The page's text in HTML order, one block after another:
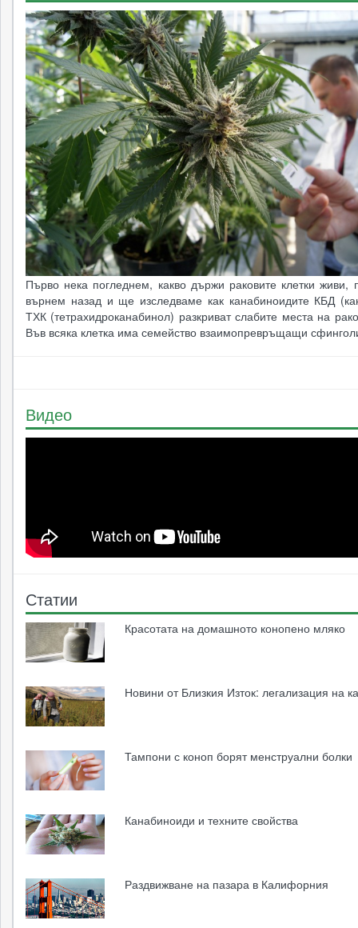
Първо нека погледнем, какво държи раковите клетки
върнем назад и ще изследваме как канабиноидите КБД
ТХК (тетрахидроканабинол) разкриват слабите места на
Във всяка клетка има семейство взаимопревръщащи
Видео
Статии
Красотата на домашното конопено мляко
Новини от Близкия Изток: легализация на
Тампони с коноп борят менструални болки
Канабиноиди и техните свойства
Раздвижване на пазара в Калифорния